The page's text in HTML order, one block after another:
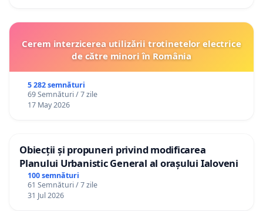
Cerem interzicerea utilizării trotinetelor electrice
de către minori în România
5 282 semnături
69 Semnături / 7 zile
17 May 2026
Obiecții și propuneri privind modificarea
Planului Urbanistic General al orașului Ialoveni
100 semnături
61 Semnături / 7 zile
31 Jul 2026